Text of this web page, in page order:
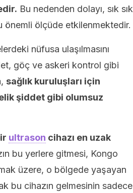
Bu nedenden dolayı, sık sık
önemli ölçüde etkilenmektedir.
nüfusa ulaşılmasını
göç ve askeri kontrol gibi
sağlık kuruluşları için
şiddet gibi olumsuz
ultrason cihazı en uzak
bu yerlere gitmesi, Kongo
üzere, o bölgede yaşayan
bu cihazın gelmesinin sadece